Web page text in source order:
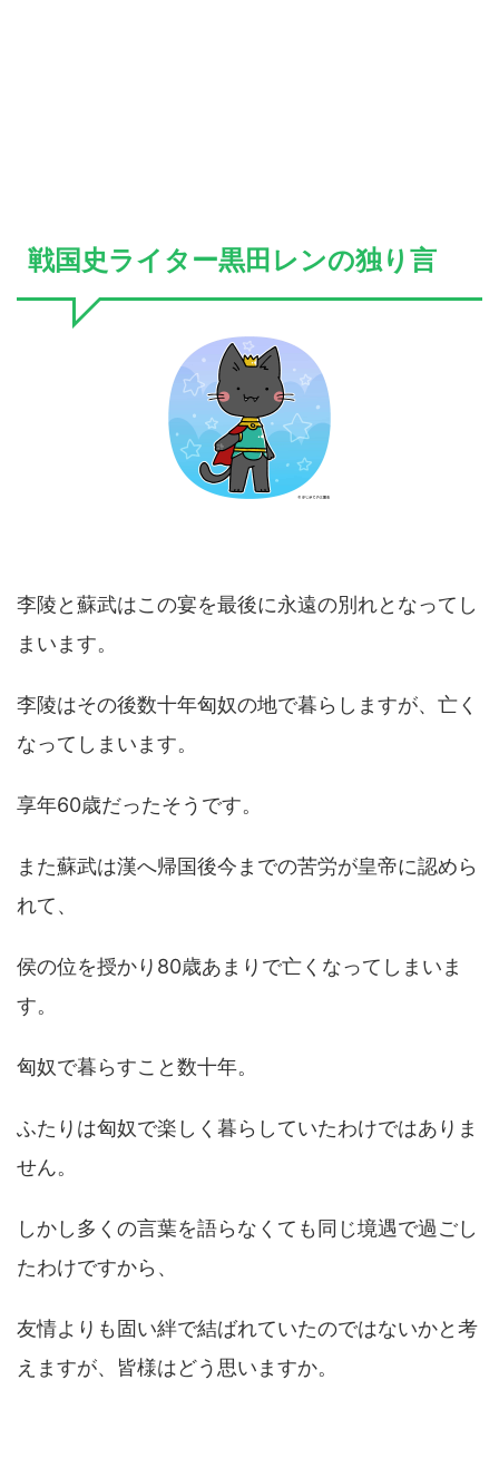
戦国史ライター黒田レンの独り言
李陵と蘇武はこの宴を最後に永遠の別れとなってし
まいます。
李陵はその後数十年匈奴の地で暮らしますが、亡く
なってしまいます。
享年60歳だったそうです。
また蘇武は漢へ帰国後今までの苦労が皇帝に認めら
れて、
侯の位を授かり80歳あまりで亡くなってしまいま
す。
匈奴で暮らすこと数十年。
ふたりは匈奴で楽しく暮らしていたわけではありま
せん。
しかし多くの言葉を語らなくても同じ境遇で過ごし
たわけですから、
友情よりも固い絆で結ばれていたのではないかと考
えますが、皆様はどう思いますか。